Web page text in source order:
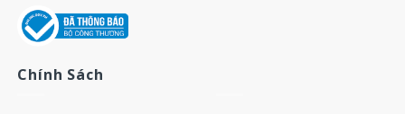
Cảm biến máy nén khí Atlas copco 1089057578
Chính Sách